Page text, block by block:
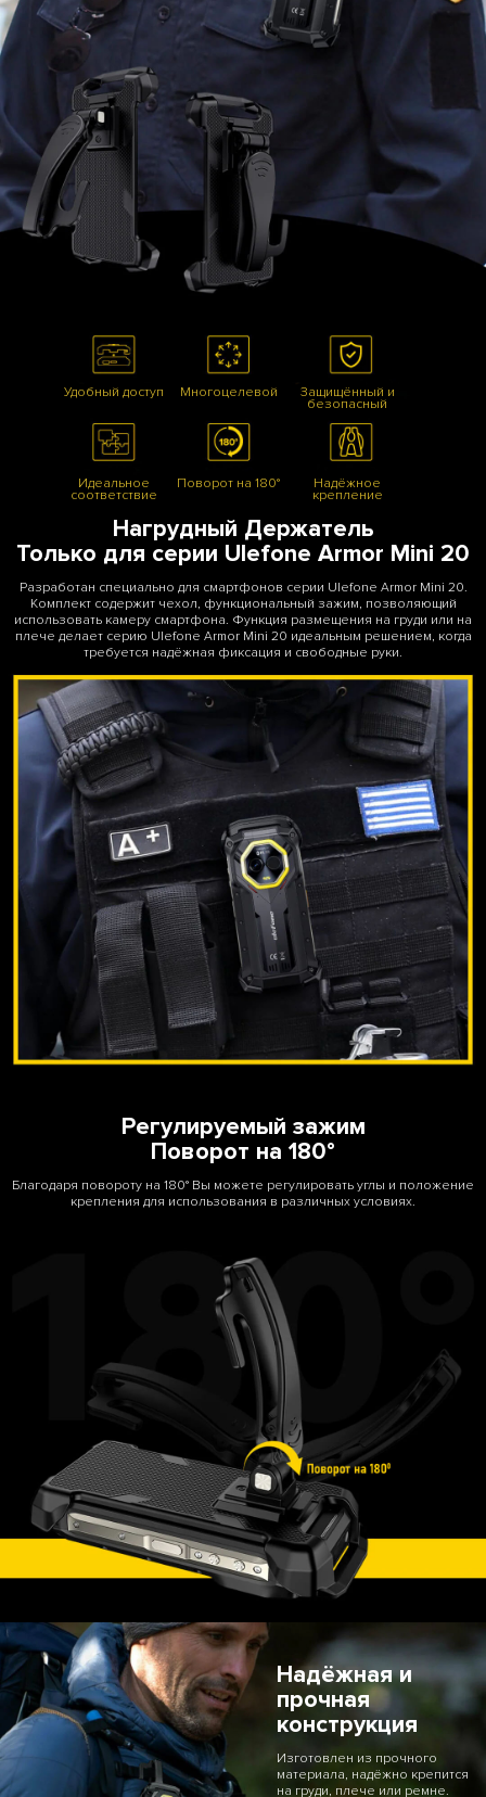
Удобный доступ Многоцелевой Защищённый и
безопасный
Идеальное
соответствие
Поворот на 180° Надёжное
крепление
Нагрудный Держатель
Только для серии Ulefone Armor Mini 20
Разработан специально для смартфонов серии Ulefone Armor Mini 20.
Комплект содержит чехол, функциональный зажим, позволяющий
использовать камеру смартфона. Функция размещения на груди или на
плече делает серию Ulefone Armor Mini 20 идеальным решением, когда
требуется надёжная фиксация и свободные руки.
Регулируемый зажим
Поворот на 180°
Благодаря повороту на 180° Вы можете регулировать углы и положение
крепления для использования в различных условиях.
Надёжная и
прочная
конструкция
Изготовлен из прочного
материала, надёжно крепится
на груди, плече или ремне.